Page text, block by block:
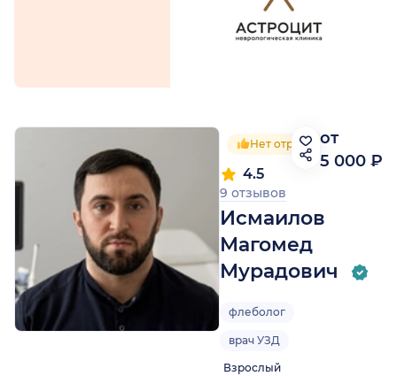
Нет отрицательных
Исмаилов
Магомед
Мурадович
4.5
9 отзывов
флеболог
врач УЗД
Взрослый
от
5 000 ₽